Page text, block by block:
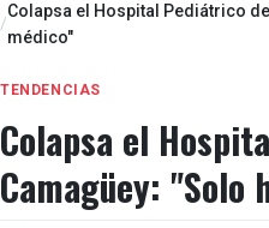
/
Colapsa el Hospital Pediátrico
médico"
TENDENCIAS
Colapsa el
Camagüey: "Solo